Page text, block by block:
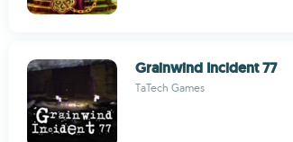
Grainwind Incident 77
TaTech Games